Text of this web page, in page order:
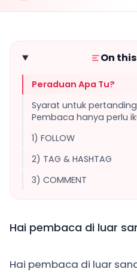
On
Peraduan Apa Tu?
Syarat untuk
Pembaca hanya perlu
1) FOLLOW
2) TAG & HASHTAG
3) COMMENT
Hai pembaca di luar
Hai pembaca di luar